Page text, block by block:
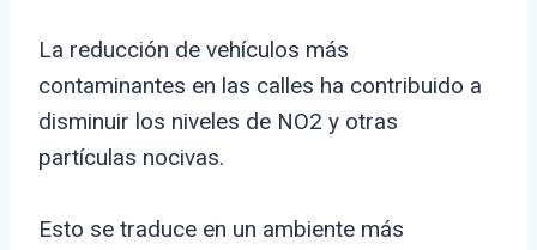
La reducción de vehículos más
contaminantes en las calles ha contribuido a
disminuir los niveles de NO2 y otras
partículas nocivas.
Esto se traduce en un ambiente más